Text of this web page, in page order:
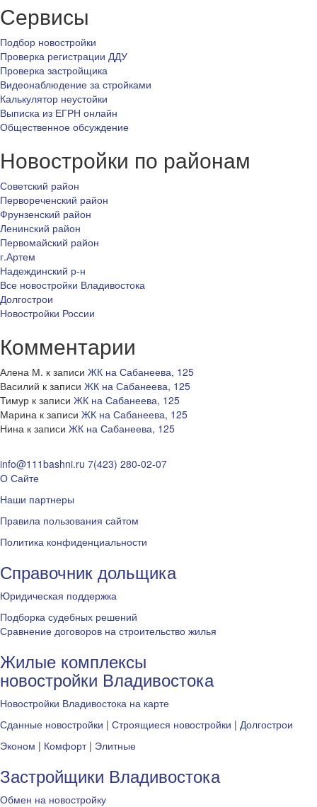
Сервисы
Подбор новостройки
Проверка регистрации ДДУ
Проверка застройщика
Видеонаблюдение за стройками
Калькулятор неустойки
Выписка из ЕГРН онлайн
Общественное обсуждение
Новостройки по районам
Советский район
Первореченский район
Фрунзенский район
Ленинский район
Первомайский район
г.Артем
Надеждинский р-н
Все новостройки Владивостока
Долгострои
Новостройки России
Комментарии
Алена М. к записи ЖК на Сабанеева, 125
Василий к записи ЖК на Сабанеева, 125
Тимур к записи ЖК на Сабанеева, 125
Марина к записи ЖК на Сабанеева, 125
Нина к записи ЖК на Сабанеева, 125
info@111bashni.ru 7(423) 280-02-07
О Сайте
Наши партнеры
Правила пользования сайтом
Политика конфиденциальности
Справочник дольщика
Юридическая поддержка
Подборка судебных решений
Сравнение договоров на строительство жилья
Жилые комплексы
новостройки Владивостока
Новостройки Владивостока на карте
Сданные новостройки | Строящиеся новостройки | Долгострои
Эконом | Комфорт| Элитные
Застройщики Владивостока
Обмен на новостройку